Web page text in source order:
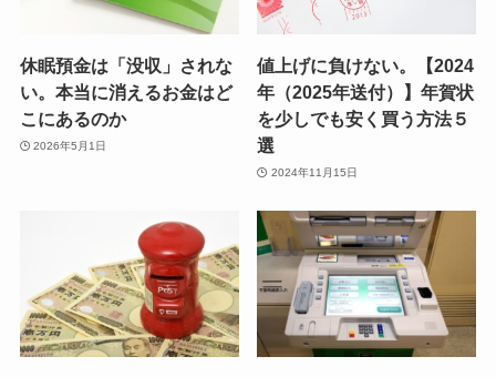
休眠預金は「没収」されな
い。本当に消えるお金はど
こにあるのか
2026年5月1日
値上げに負けない。【2024
年（2025年送付）】年賀状
を少しでも安く買う方法５
選
2024年11月15日